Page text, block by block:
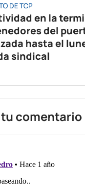
DE TCP
en la
del
hasta el
sindical
tu comentario